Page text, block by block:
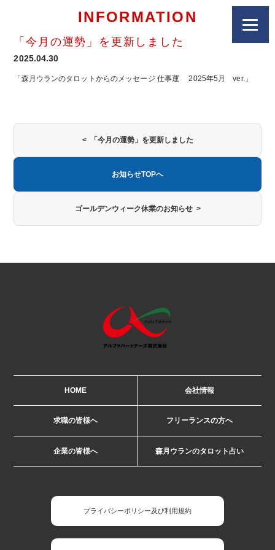
INFORMATION
「今月の運勢」を更新しました
2025.04.30
「森月ウランのタロットからのメッセージ 仕事運 2025年5月 ver.」
< 「今月の運勢」を更新しました
お知らせTOPへ
ゴールデンウィーク休業のお知らせ >
HOME 会社情報
求職の皆様へ フリーランスの方へ
企業の皆様へ 森月ウランのタロット占い
プライバシーポリシー及び利用規約